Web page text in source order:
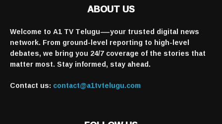
ABOUT US
Welcome to A1 TV Telugu—your trusted digital news
network. From ground-level reporting to high-level
debates, we bring you 24/7 coverage of the stories that
matter most. Stay informed, stay ahead.
Contact us: contact@a1tvtelugu.com